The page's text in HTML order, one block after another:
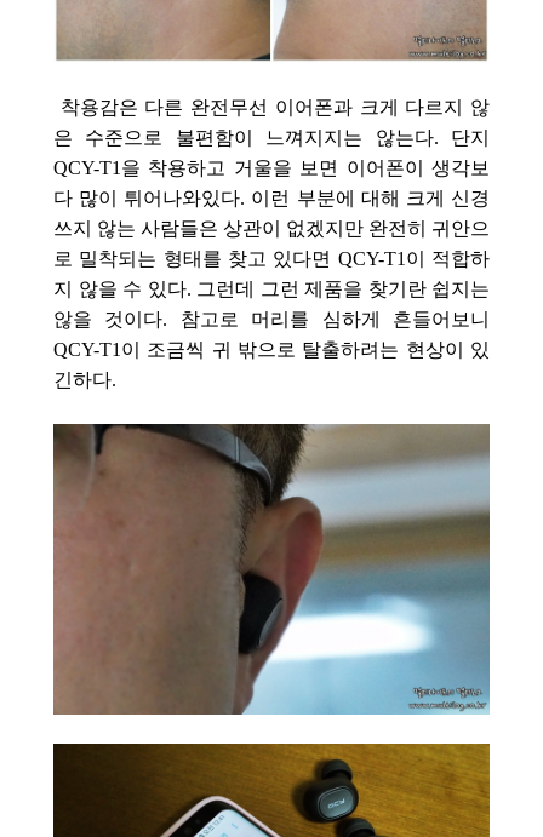
착용감은 다른 완전무선 이어폰과 크게 다르지 않
은 수준으로 불편함이 느껴지지는 않는다. 단지
QCY-T1을 착용하고 거울을 보면 이어폰이 생각보
다 많이 튀어나와있다. 이런 부분에 대해 크게 신경
쓰지 않는 사람들은 상관이 없겠지만 완전히 귀안으
로 밀착되는 형태를 찾고 있다면 QCY-T1이 적합하
지 않을 수 있다. 그런데 그런 제품을 찾기란 쉽지는
않을 것이다. 참고로 머리를 심하게 흔들어보니
QCY-T1이 조금씩 귀 밖으로 탈출하려는 현상이 있
긴하다.